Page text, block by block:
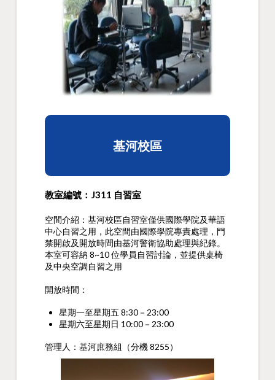
基河校區
教室編號：J311 自習室
空間介紹：基河校區自習室僅供國際學院及華語
中心自習之用，此空間由國際學院專責處理，門
禁開啟及開放時間由基河警衛協助處理與紀錄。
本室可容納 8~10 位學員自習討論，並提供桌椅
及中央空調自習之用
開放時間：
星期一至星期五 8:30－23:00
星期六至星期日 10:00－23:00
管理人：基河庶務組（分機 8255）